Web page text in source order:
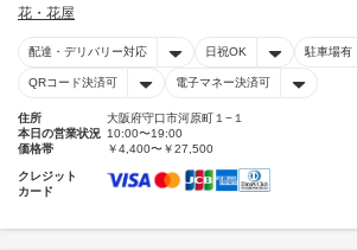
花・花屋
配達・デリバリー対応 日祝OK 駐車場有
QRコード決済可 電子マネー決済可
住所
大阪府守口市河原町１−１
本日の営業状況 10:00〜19:00
価格帯
￥4,400〜￥27,500
クレジット
カード